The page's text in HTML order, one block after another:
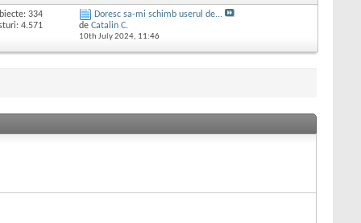
334
4.571
Doresc sa-mi schimb userul de...
de Catalin C.
10th July 2024, 11:46